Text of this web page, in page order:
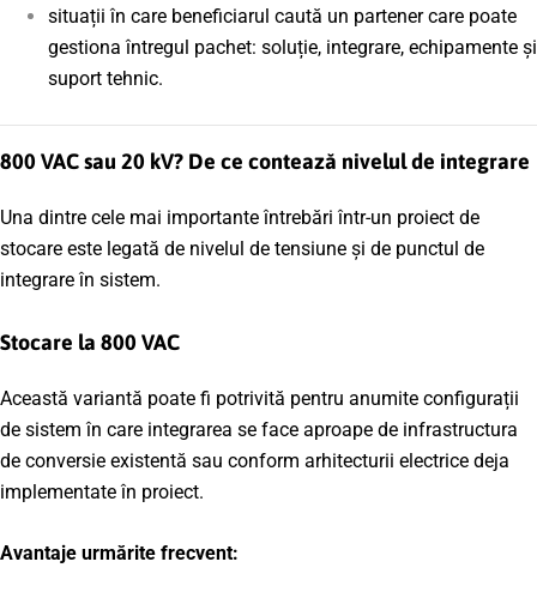
situații în care beneficiarul caută un partener care poate
gestiona întregul pachet: soluție, integrare, echipamente și
suport tehnic.
800 VAC sau 20 kV? De ce contează nivelul de integrare
Una dintre cele mai importante întrebări într-un proiect de
stocare este legată de nivelul de tensiune și de punctul de
integrare în sistem.
Stocare la 800 VAC
Această variantă poate fi potrivită pentru anumite configurații
de sistem în care integrarea se face aproape de infrastructura
de conversie existentă sau conform arhitecturii electrice deja
implementate în proiect.
Avantaje urmărite frecvent: